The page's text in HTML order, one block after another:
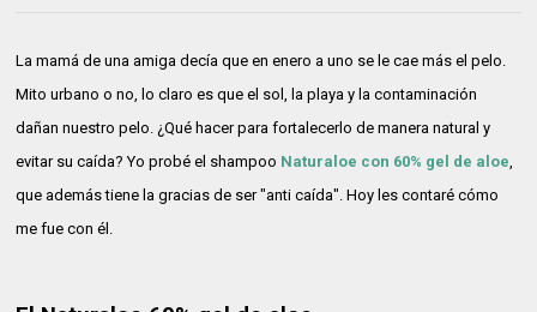
La mamá de una amiga decía que en enero a uno se le cae más el pelo.
Mito urbano o no, lo claro es que el sol, la playa y la contaminación
dañan nuestro pelo. ¿Qué hacer para fortalecerlo de manera natural y
evitar su caída? Yo probé el shampoo Naturaloe con 60% gel de aloe,
que además tiene la gracias de ser "anti caída". Hoy les contaré cómo
me fue con él.